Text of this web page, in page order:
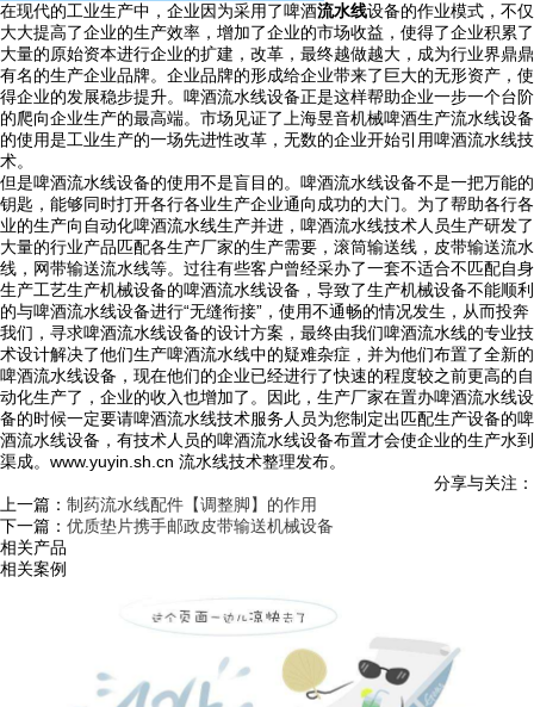
在现代的工业生产中，企业因为采用了啤酒流水线设备的作业模式，不仅
大大提高了企业的生产效率，增加了企业的市场收益，使得了企业积累了
大量的原始资本进行企业的扩建，改革，最终越做越大，成为行业界鼎鼎
有名的生产企业品牌。企业品牌的形成给企业带来了巨大的无形资产，使
得企业的发展稳步提升。啤酒流水线设备正是这样帮助企业一步一个台阶
的爬向企业生产的最高端。市场见证了上海昱音机械啤酒生产流水线设备
的使用是工业生产的一场先进性改革，无数的企业开始引用啤酒流水线技
术。
但是啤酒流水线设备的使用不是盲目的。啤酒流水线设备不是一把万能的
钥匙，能够同时打开各行各业生产企业通向成功的大门。为了帮助各行各
业的生产向自动化啤酒流水线生产并进，啤酒流水线技术人员生产研发了
大量的行业产品匹配各生产厂家的生产需要，滚筒输送线，皮带输送流水
线，网带输送流水线等。过往有些客户曾经采办了一套不适合不匹配自身
生产工艺生产机械设备的啤酒流水线设备，导致了生产机械设备不能顺利
的与啤酒流水线设备进行“无缝衔接”，使用不通畅的情况发生，从而投奔
我们，寻求啤酒流水线设备的设计方案，最终由我们啤酒流水线的专业技
术设计解决了他们生产啤酒流水线中的疑难杂症，并为他们布置了全新的
啤酒流水线设备，现在他们的企业已经进行了快速的程度较之前更高的自
动化生产了，企业的收入也增加了。因此，生产厂家在置办啤酒流水线设
备的时候一定要请啤酒流水线技术服务人员为您制定出匹配生产设备的啤
酒流水线设备，有技术人员的啤酒流水线设备布置才会使企业的生产水到
渠成。www.yuyin.sh.cn 流水线技术整理发布。
分享与关注：
上一篇： 制药流水线配件【调整脚】的作用
下一篇： 优质垫片携手邮政皮带输送机械设备
相关产品
相关案例